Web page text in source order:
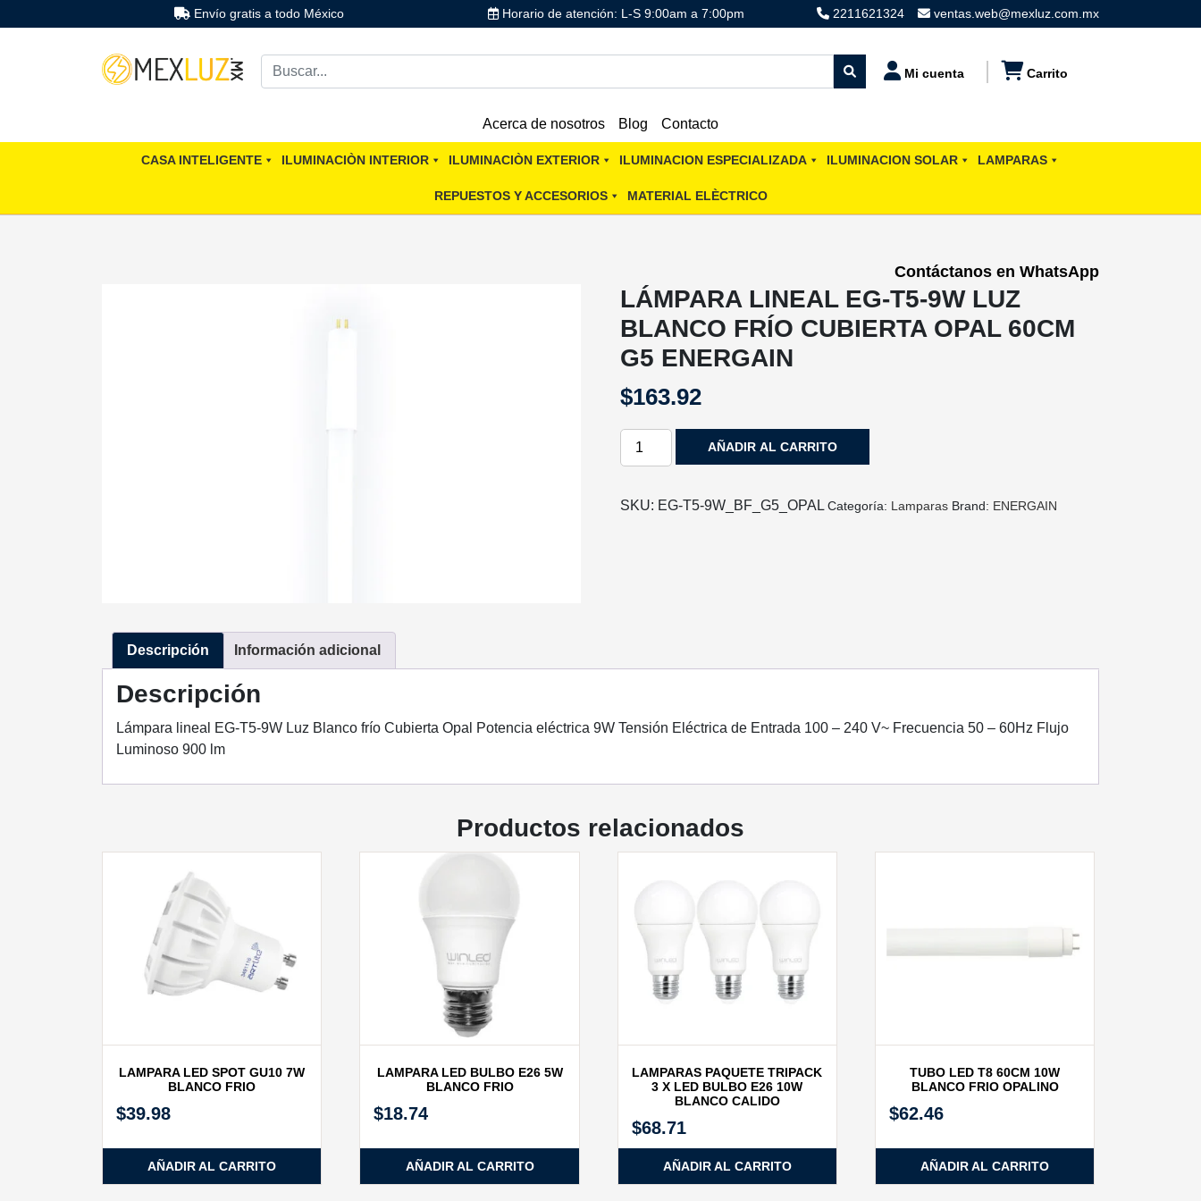
Envío gratis a todo México Horario de atención: L-S 9:00am a 7:00pm 2211621324 ventas.web@mexluz.com.mx
Mi cuenta Carrito
Acerca de nosotros Blog Contacto
CASA INTELIGENTE ILUMINACIÒN INTERIOR ILUMINACIÒN EXTERIOR ILUMINACION ESPECIALIZADA ILUMINACION SOLAR LAMPARAS
REPUESTOS Y ACCESORIOS MATERIAL ELÈCTRICO
Contáctanos en WhatsApp
LÁMPARA LINEAL EG-T5-9W LUZ
BLANCO FRÍO CUBIERTA OPAL 60CM
G5 ENERGAIN
$163.92
LÁMPARA
T5-
G5
AÑADIR AL CARRITO
SKU: EG-T5-9W_BF_G5_OPAL Categoría: Lamparas Brand: ENERGAIN
Descripción Información adicional
Descripción
Lámpara lineal EG-T5-9W Luz Blanco frío Cubierta Opal Potencia eléctrica 9W Tensión Eléctrica de Entrada 100 – 240 V~ Frecuencia 50 – 60Hz Flujo
Luminoso 900 lm
Productos relacionados
LAMPARA LED SPOT GU10 7W
BLANCO FRIO
$39.98
AÑADIR AL CARRITO
LAMPARA LED BULBO E26 5W
BLANCO FRIO
$18.74
AÑADIR AL CARRITO
LAMPARAS PAQUETE TRIPACK
3 X LED BULBO E26 10W
BLANCO CALIDO
$68.71
AÑADIR AL CARRITO
TUBO LED T8 60CM 10W
BLANCO FRIO OPALINO
$62.46
AÑADIR AL CARRITO